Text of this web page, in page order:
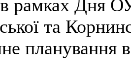
в рамках Дня
та
планування